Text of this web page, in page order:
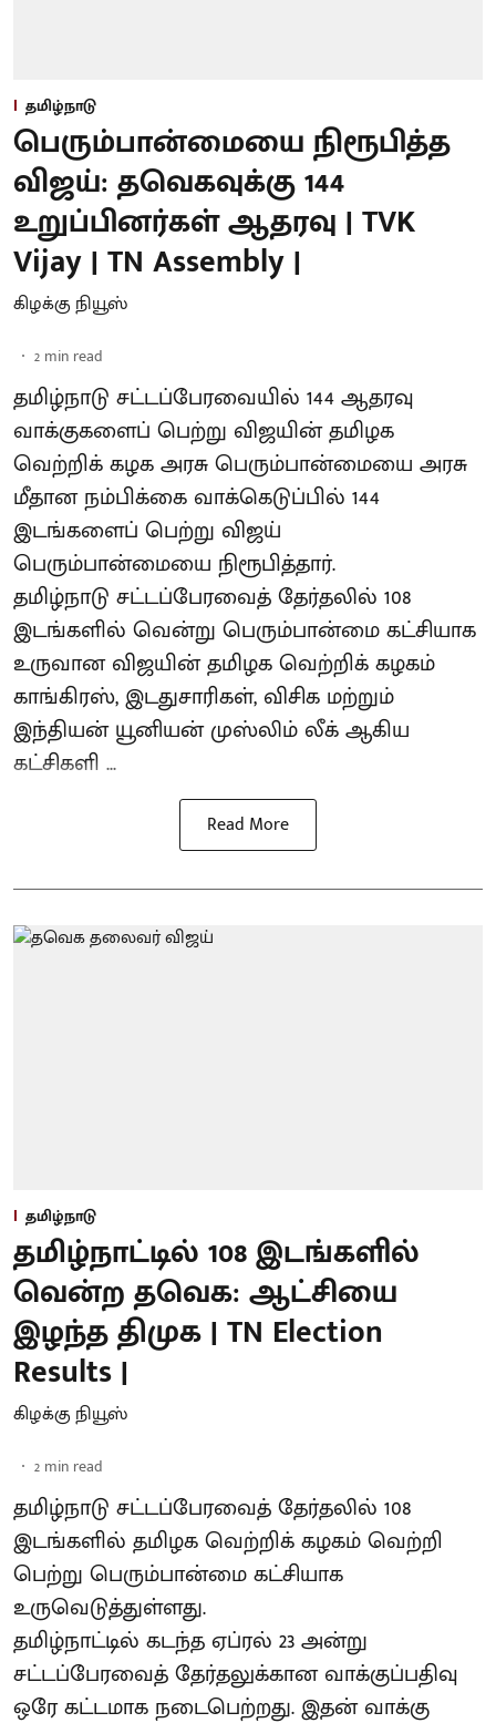
தமிழ்நாடு
பெரும்பான்மையை நிரூபித்த
விஜய்: தவெகவுக்கு 144
உறுப்பினர்கள் ஆதரவு | TVK
Vijay | TN Assembly |
கிழக்கு நியூஸ்
2 min read
தமிழ்நாடு சட்டப்பேரவையில் 144 ஆதரவு
வாக்குகளைப் பெற்று விஜயின் தமிழக
வெற்றிக் கழக அரசு பெரும்பான்மையை அரசு
மீதான நம்பிக்கை வாக்கெடுப்பில் 144
இடங்களைப் பெற்று விஜய்
பெரும்பான்மையை நிரூபித்தார்.
தமிழ்நாடு சட்டப்பேரவைத் தேர்தலில் 108
இடங்களில் வென்று பெரும்பான்மை கட்சியாக
உருவான விஜயின் தமிழக வெற்றிக் கழகம்
காங்கிரஸ், இடதுசாரிகள், விசிக மற்றும்
இந்தியன் யூனியன் முஸ்லிம் லீக் ஆகிய
கட்சிகளி ...
Read More
தமிழ்நாடு
தமிழ்நாட்டில் 108 இடங்களில்
வென்ற தவெக: ஆட்சியை
இழந்த திமுக | TN Election
Results |
கிழக்கு நியூஸ்
2 min read
தமிழ்நாடு சட்டப்பேரவைத் தேர்தலில் 108
இடங்களில் தமிழக வெற்றிக் கழகம் வெற்றி
பெற்று பெரும்பான்மை கட்சியாக
உருவெடுத்துள்ளது.
தமிழ்நாட்டில் கடந்த ஏப்ரல் 23 அன்று
சட்டப்பேரவைத் தேர்தலுக்கான வாக்குப்பதிவு
ஒரே கட்டமாக நடைபெற்றது. இதன் வாக்கு